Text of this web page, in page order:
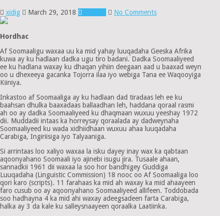
xidig March 29, 2018 No Comments
Hordhac
Af Soomaaligu waxaa uu ka mid yahay luuqadaha Geeska Afrika
kuwa ay ku hadlaan dadka ugu tiro badani. Dadka Soomaaliyeed
ee ku hadlana waxay ku dhaqan yihiin deegaan aad u baaxad weyn
oo u dhexeeya gacanka Tojorra ilaa iyo webiga Tana ee Waqooyiga
Kiiniya.
Inkastoo af Soomaaliga ay ku hadlaan dad tiradaas leh ee ku
baahsan dhulka baaxadaas ballaadhan leh, haddana qoraal rasmi
ah oo ay dadka Soomaaliyeed ku dhaqmaan wuxuu yeeshay 1972
dii. Muddadii intaas ka horreysay qoraalada ay dadweynaha
Soomaaliyeed ku wada xidhiidhaan wuxuu ahaa luuqadaha
Carabiga, Ingiriisiga iyo Talyaaniga.
Si arrintaas loo xaliyo waxaa la isku dayey inay wax ka qabtaan
aqoonyahano Soomaali iyo ajinebi isugu jira. Tusaale ahaan,
sannadkii 1961 dii waxaa la soo hor bandhigey Guddiga
Luuqadaha (Linguistic Commission) 18 nooc oo Af Soomaaliga loo
qori karo (scripts). 11 farahaas ka mid ah waxay ka mid ahaayeen
faro cusub oo ay aqoonyahano Soomaaliyeed allifeen. Toddobada
soo hadhayna 4 ka mid ahi waxay adeegsadeen farta Carabiga,
halka ay 3 da kale ku salleysnaayeen qoraalka Laatiinka.